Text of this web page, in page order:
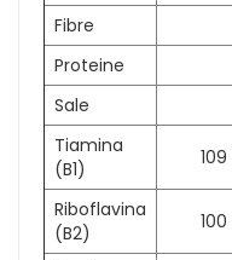
Fibre
Proteine
Sale
Tiamina
(B1)
109
Riboflavina
(B2)
100